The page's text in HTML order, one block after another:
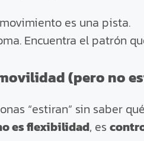
es una pista.
Encuentra el patrón
(pero no
“estiran” sin saber
es flexibilidad, es